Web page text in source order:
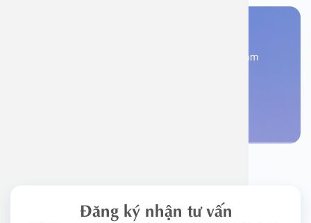
Đăng kí ngay để được các chuyên gia tư vấn và khám
Đăng ký nhận tư vấn